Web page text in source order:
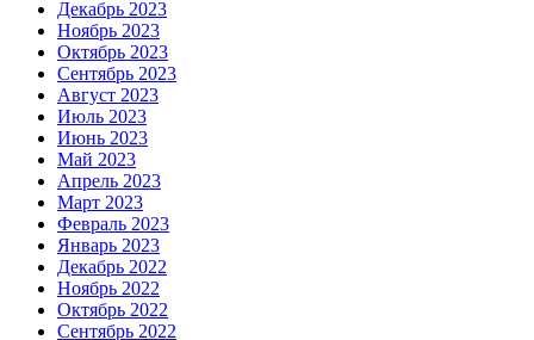
Декабрь 2023
Ноябрь 2023
Октябрь 2023
Сентябрь 2023
Август 2023
Июль 2023
Июнь 2023
Май 2023
Апрель 2023
Март 2023
Февраль 2023
Январь 2023
Декабрь 2022
Ноябрь 2022
Октябрь 2022
Сентябрь 2022